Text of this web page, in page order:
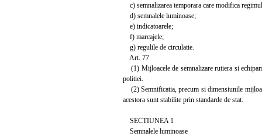
c) semnalizarea temporara care modifica
d) semnalele luminoase;
e) indicatoarele;
f) marcajele;
g) regulile de circulatie.
Art. 77
(1) Mijloacele de semnalizare rutiera si
politiei.
(2) Semnificatia, precum si dimensiunile
acestora sunt stabilite prin standarde de stat.
SECTIUNEA 1
Semnalele luminoase